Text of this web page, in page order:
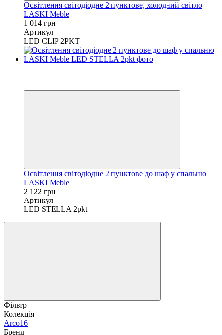
Освітлення світодіодне 2 пунктове, холодний світло
LASKI Meble
1 014 грн
Артикул
LED CLIP 2PKT
Освітлення світодіодне 2 пунктове до шаф у спальню
LASKI Meble
2 122 грн
Артикул
LED STELLA 2pkt
Фільтр
Колекція
Arco16
Бренд